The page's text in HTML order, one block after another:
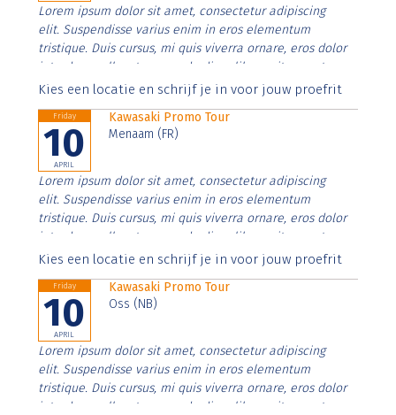
Lorem ipsum dolor sit amet, consectetur adipiscing
elit. Suspendisse varius enim in eros elementum
tristique. Duis cursus, mi quis viverra ornare, eros dolor
interdum nulla, ut commodo diam libero vitae erat.
Aenean faucibus nibh et justo cursus id rutrum lorem
Kies een locatie en schrijf je in voor jouw proefrit
Friday
10
APRIL
Kawasaki Promo Tour
Menaam (FR)
Lorem ipsum dolor sit amet, consectetur adipiscing
elit. Suspendisse varius enim in eros elementum
tristique. Duis cursus, mi quis viverra ornare, eros dolor
interdum nulla, ut commodo diam libero vitae erat.
Aenean faucibus nibh et justo cursus id rutrum lorem
Kies een locatie en schrijf je in voor jouw proefrit
Friday
10
APRIL
Kawasaki Promo Tour
Oss (NB)
Lorem ipsum dolor sit amet, consectetur adipiscing
elit. Suspendisse varius enim in eros elementum
tristique. Duis cursus, mi quis viverra ornare, eros dolor
interdum nulla, ut commodo diam libero vitae erat.